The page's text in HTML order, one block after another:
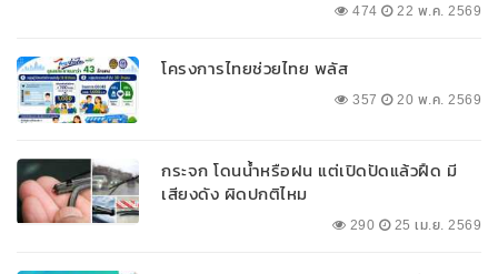
474 22 พ.ค. 2569
โครงการไทยช่วยไทย พลัส
357 20 พ.ค. 2569
กระจก โดนน้ำหรือฝน แต่เปิดปัดแล้วฝืด มี
เสียงดัง ผิดปกติไหม
290 25 เม.ย. 2569